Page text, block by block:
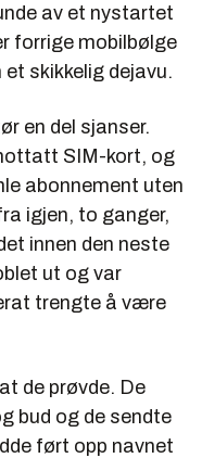
av et nystartet
forrige mobilbølge
skikkelig dejavu.
en del sjanser.
SIM-kort, og
abonnement uten
igjen, to ganger,
innen den neste
ut og var
trengte å være
de prøvde. De
bud og de sendte
ført opp navnet